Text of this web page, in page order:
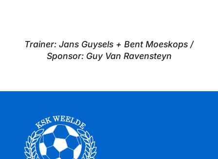
Trainer: Jans Guysels + Bent Moeskops /
Sponsor: Guy Van Ravensteyn